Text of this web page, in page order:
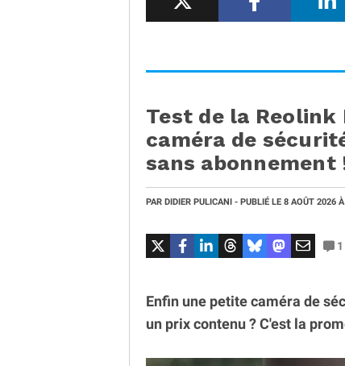
Test de la Reolink
caméra de
sans abonnement
PAR DIDIER PULICANI - PUBLIÉ LE 8 AOÛT 2026
1
Enfin une petite caméra de
un prix contenu ? C'est la